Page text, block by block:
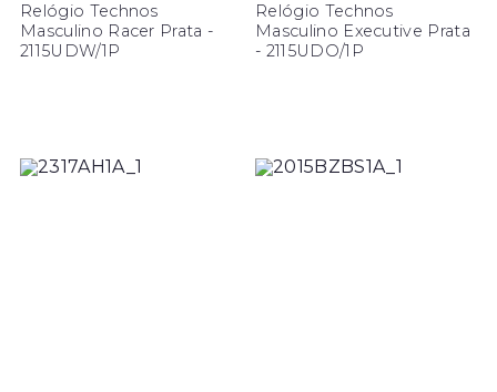
Relógio Technos
Masculino Racer Prata -
2115UDW/1P
Relógio Technos
Masculino Executive Prata
- 2115UDO/1P